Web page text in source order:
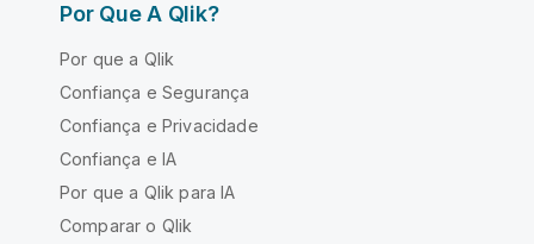
Por Que A Qlik?
Por que a Qlik
Confiança e Segurança
Confiança e Privacidade
Confiança e IA
Por que a Qlik para IA
Comparar o Qlik